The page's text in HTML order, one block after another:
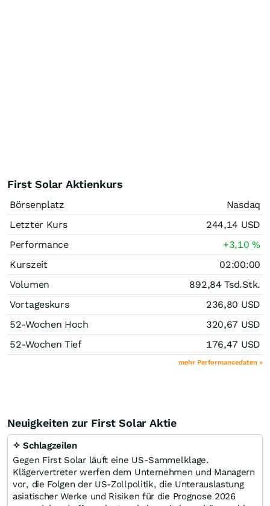
First Solar Aktienkurs
Börsenplatz
Nasdaq
Letzter Kurs
244,14 USD
Performance
+3,10%
Kurszeit
02:00:00
Volumen
892,84 Tsd.Stk.
Vortageskurs
236,80 USD
52-Wochen Hoch
320,67 USD
52-Wochen Tief
176,47 USD
mehr Performancedaten »
Neuigkeiten zur First Solar Aktie
✧ Schlagzeilen
Gegen First Solar läuft eine US-Sammelklage.
Klägervertreter werfen dem Unternehmen und Managern
vor, die Folgen der US-Zollpolitik, die Unterauslastung
asiatischer Werke und Risiken für die Prognose 2026